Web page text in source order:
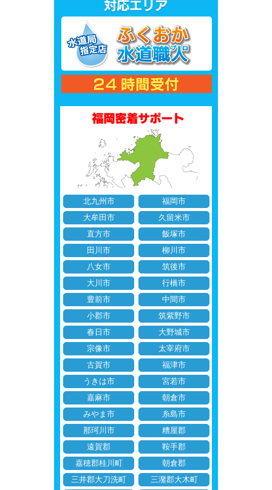
北九州市
福岡市
大牟田市
久留米市
直方市
飯塚市
田川市
柳川市
八女市
筑後市
大川市
行橋市
豊前市
中間市
小郡市
筑紫野市
春日市
大野城市
宗像市
太宰府市
古賀市
福津市
うきは市
宮若市
嘉麻市
朝倉市
みやま市
糸島市
那珂川市
糟屋郡
遠賀郡
鞍手郡
嘉穂郡桂川町
朝倉郡
三井郡大刀洗町
三潴郡大木町